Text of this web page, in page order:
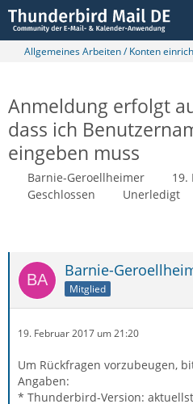
Allgemeines Arbeiten / Konten
Anmeldung erfolgt
dass ich
eingeben muss
Barnie-Geroellheimer
19.
Geschlossen
Unerledigt
Barnie-
Mitglied
19. Februar 2017 um 21:20
Um Rückfragen vorzubeugen,
Angaben:
* Thunderbird-Version: